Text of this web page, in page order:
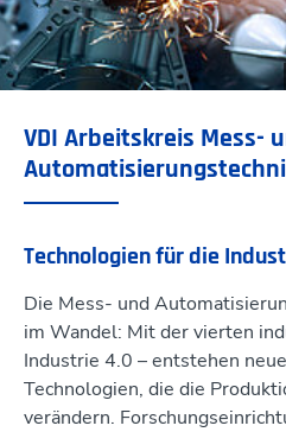
VDI Arbeitskreis Mess-
Technologien für die
Die Mess- und
im Wandel: Mit der vierten
Industrie 4.0 – entstehen
Technologien, die die
verändern.